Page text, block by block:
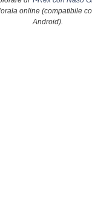
online (compatibile
Android).